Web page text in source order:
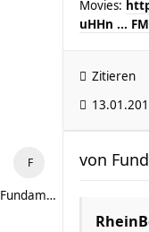
Movies:
uHHn ...
Zitieren
Fundamentalkonstante
von